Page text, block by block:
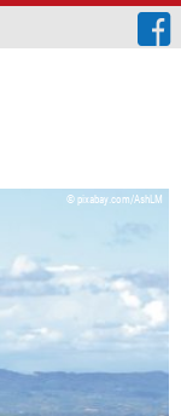
© pixabay.com/AshLM